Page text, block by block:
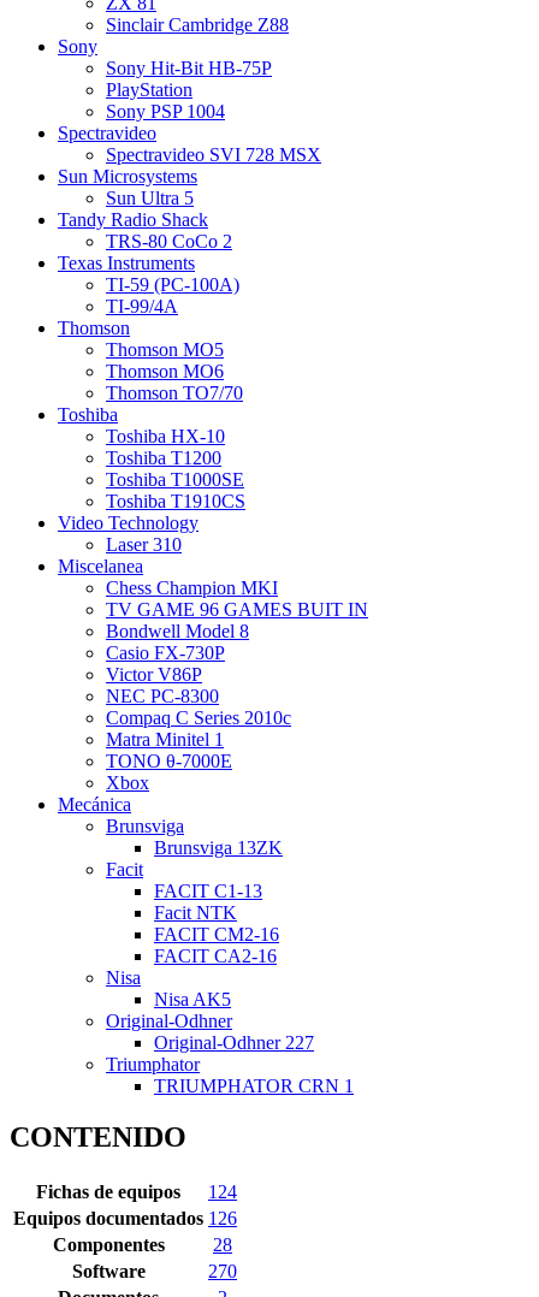
Sinclair Cambridge Z88
Sony
Sony Hit-Bit HB-75P
PlayStation
Sony PSP 1004
Spectravideo
Spectravideo SVI 728 MSX
Sun Microsystems
Sun Ultra 5
Tandy Radio Shack
TRS-80 CoCo 2
Texas Instruments
TI-59 (PC-100A)
TI-99/4A
Thomson
Thomson MO5
Thomson MO6
Thomson TO7/70
Toshiba
Toshiba HX-10
Toshiba T1200
Toshiba T1000SE
Toshiba T1910CS
Video Technology
Laser 310
Miscelanea
Chess Champion MKI
TV GAME 96 GAMES BUIT IN
Bondwell Model 8
Casio FX-730P
Victor V86P
NEC PC-8300
Compaq C Series 2010c
Matra Minitel 1
TONO θ-7000E
Xbox
Mecánica
Brunsviga
Brunsviga 13ZK
Facit
FACIT C1-13
Facit NTK
FACIT CM2-16
FACIT CA2-16
Nisa
Nisa AK5
Original-Odhner
Original-Odhner 227
Triumphator
TRIUMPHATOR CRN 1
CONTENIDO
Fichas de equipos
124
Equipos documentados 126
Componentes
28
Software
270